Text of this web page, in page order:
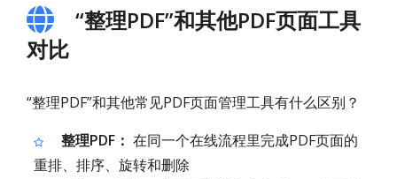
“整理PDF”和其他PDF页面工具
对比
“整理PDF”和其他常见PDF页面管理工具有什么区别？
整理PDF： 在同一个在线流程里完成PDF页面的
重排、排序、旋转和删除